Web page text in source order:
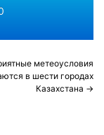
метеоусловия
в шести городах
Казахстана